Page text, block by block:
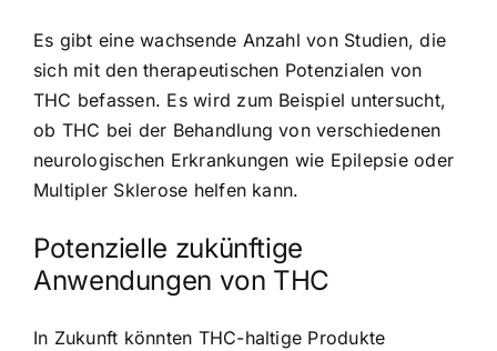
Es gibt eine wachsende Anzahl von Studien, die
sich mit den therapeutischen Potenzialen von
THC befassen. Es wird zum Beispiel untersucht,
ob THC bei der Behandlung von verschiedenen
neurologischen Erkrankungen wie Epilepsie oder
Multipler Sklerose helfen kann.
Potenzielle zukünftige
Anwendungen von THC
In Zukunft könnten THC-haltige Produkte